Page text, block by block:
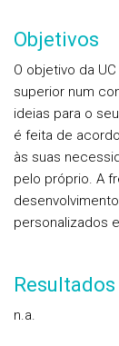
Objetivos
O objetivo da
superior num
ideias para o
é feita de
às suas
pelo próprio. A
personalizados
n.a.